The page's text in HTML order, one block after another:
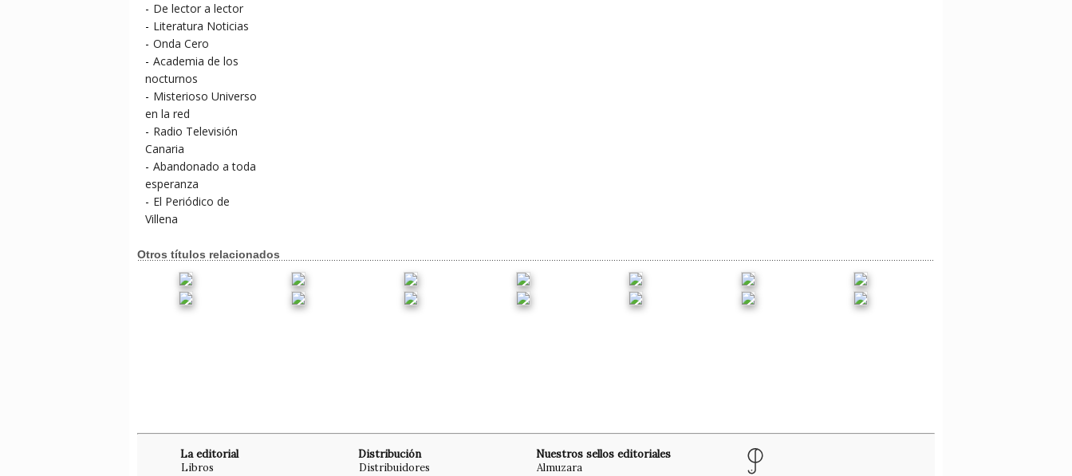
- De lector a lector
- Literatura Noticias
- Onda Cero
- Academia de los
nocturnos
- Misterioso Universo
en la red
- Radio Televisión
Canaria
- Abandonado a toda
esperanza
- El Periódico de
Villena
Otros títulos relacionados
La editorial
Libros
Distribución
Distribuidores
Nuestros sellos editoriales
Almuzara